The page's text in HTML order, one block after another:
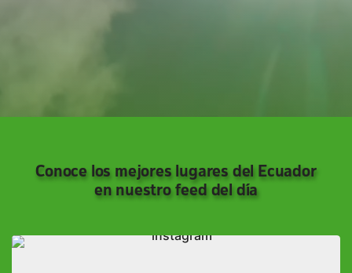
Conoce los mejores lugares del Ecuador
en nuestro feed del día